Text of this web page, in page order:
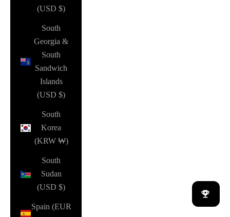
(USD $)
South
Georgia &
South
Sandwich
Islands
(USD $)
South
Korea
(KRW ₩)
South
Sudan
(USD $)
Spain (EUR